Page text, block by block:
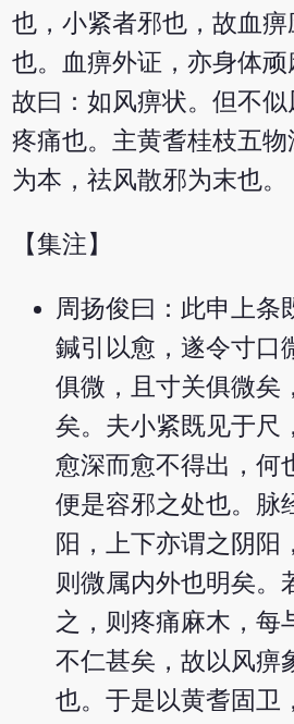
也，小紧者邪也，故血
也。血痹外证，亦身体顽
故曰：如风痹状。但不
疼痛也。主黄耆桂枝五
为本，祛风散邪为末也。
【集注】
周扬俊曰：此申上条
鍼引以愈，遂令寸口
俱微，且寸关俱微矣
矣。夫小紧既见于尺
愈深而愈不得出，何
便是容邪之处也。脉
阳，上下亦谓之阴阳
则微属内外也明矣。
之，则疼痛麻木，每
不仁甚矣，故以风痹
也。于是以黄耆固卫